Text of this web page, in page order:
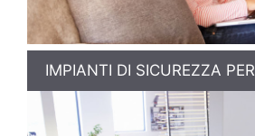
IMPIANTI DI SICUREZZA PER